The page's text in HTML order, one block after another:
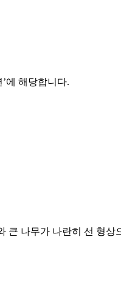
’에 해당합니다.
나무가 나란히 선 형